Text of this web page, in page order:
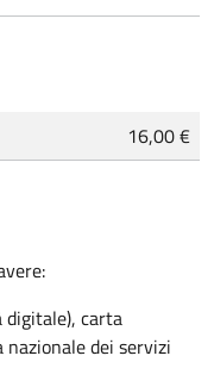
16,00 €
digitale), carta
nazionale dei servizi